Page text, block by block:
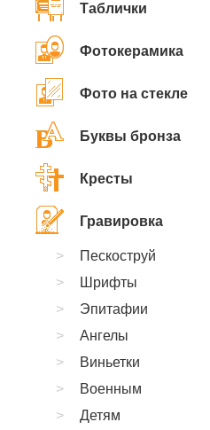
Таблички
Фотокерамика
Фото на стекле
Буквы бронза
Кресты
Гравировка
Пескоструй
Шрифты
Эпитафии
Ангелы
Виньетки
Военным
Детям